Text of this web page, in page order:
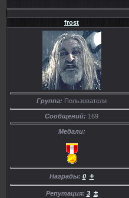
frost
Группа: Пользователи
Сообщений: 169
Медали:
Награды: 0 +
Репутация: 3 ±